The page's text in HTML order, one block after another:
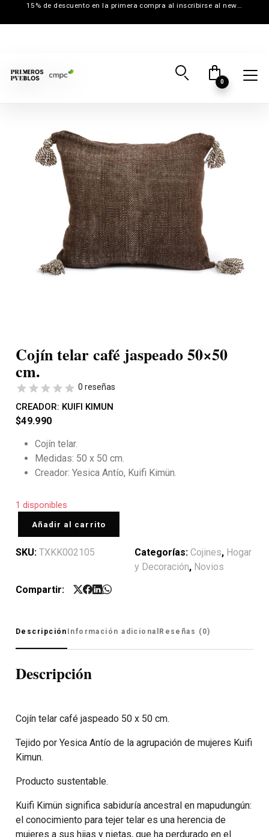
15% de descuento en la primera compra al inscribirse al newsletter
0
Cojín telar café jaspeado 50×50
cm.
0 reseñas
CREADOR: KUIFI KIMUN
$49.990
Cojín telar.
Medidas: 50 x 50 cm.
Creador: Yesica Antío, Kuifi Kimün.
1 disponibles
Añadir al carrito
SKU: TXKK002105 Categorías: Cojines, Hogar
y Decoración, Novios
Compartir:
Descripción Información adicional Reseñas (0)
Descripción
Cojín telar café jaspeado 50 x 50 cm.
Tejido por Yesica Antío de la agrupación de mujeres Kuifi
Kimun.
Producto sustentable.
Kuifi Kimün significa sabiduría ancestral en mapudungún:
el conocimiento para tejer telar es una herencia de
mujeres a sus hijas y nietas, que ha perdurado en el